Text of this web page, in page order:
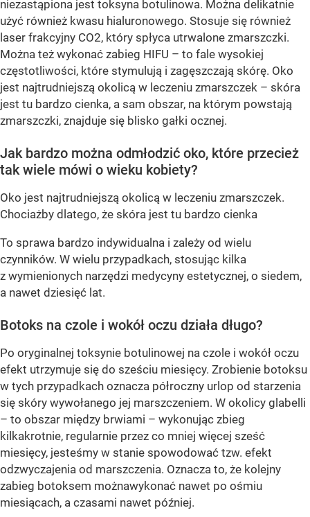
niezastąpiona jest toksyna botulinowa. Można delikatnie
użyć również kwasu hialuronowego. Stosuje się również
laser frakcyjny CO2, który spłyca utrwalone zmarszczki.
Można też wykonać zabieg HIFU – to fale wysokiej
częstotliwości, które stymulują i zagęszczają skórę. Oko
jest najtrudniejszą okolicą w leczeniu zmarszczek – skóra
jest tu bardzo cienka, a sam obszar, na którym powstają
zmarszczki, znajduje się blisko gałki ocznej.
Jak bardzo można odmłodzić oko, które przecież
tak wiele mówi o wieku kobiety?
Oko jest najtrudniejszą okolicą w leczeniu zmarszczek.
Chociażby dlatego, że skóra jest tu bardzo cienka
To sprawa bardzo indywidualna i zależy od wielu
czynników. W wielu przypadkach, stosując kilka
z wymienionych narzędzi medycyny estetycznej, o siedem,
a nawet dziesięć lat.
Botoks na czole i wokół oczu działa długo?
Po oryginalnej toksynie botulinowej na czole i wokół oczu
efekt utrzymuje się do sześciu miesięcy. Zrobienie botoksu
w tych przypadkach oznacza półroczny urlop od starzenia
się skóry wywołanego jej marszczeniem. W okolicy glabelli
– to obszar między brwiami – wykonując zbieg
kilkakrotnie, regularnie przez co mniej więcej sześć
miesięcy, jesteśmy w stanie spowodować tzw. efekt
odzwyczajenia od marszczenia. Oznacza to, że kolejny
zabieg botoksem możnawykonać nawet po ośmiu
miesiącach, a czasami nawet później.